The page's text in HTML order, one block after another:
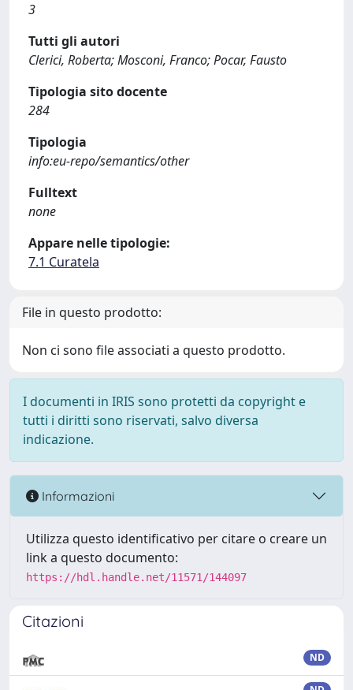
3
Tutti gli autori
Clerici, Roberta; Mosconi, Franco; Pocar, Fausto
Tipologia sito docente
284
Tipologia
info:eu-repo/semantics/other
Fulltext
none
Appare nelle tipologie:
7.1 Curatela
File in questo prodotto:
Non ci sono file associati a questo prodotto.
I documenti in IRIS sono protetti da copyright e
tutti i diritti sono riservati, salvo diversa
indicazione.
Informazioni
Utilizza questo identificativo per citare o creare un
link a questo documento:
https://hdl.handle.net/11571/144097
Citazioni
ND